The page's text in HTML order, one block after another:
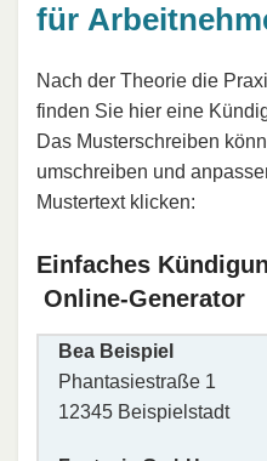
für
Nach der Theorie die
finden Sie hier eine
Das Musterschreiben
umschreiben und
Mustertext klicken:
Einfaches
Online-Generator
Bea Beispiel
Phantasiestraße 1
12345 Beispielstadt